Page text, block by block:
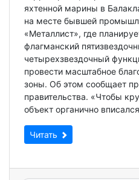
яхтенной марины в
на месте бывшей
«Металлист», где
флагманский
четырехзвездочный
провести масштабное
зоны. Об этом сообщает
правительства. «Чтобы
объект органично
Читать